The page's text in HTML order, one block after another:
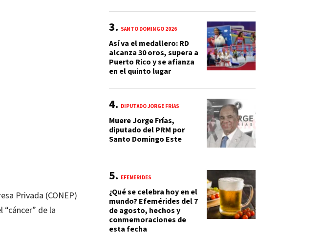
Privada (CONEP)
“cáncer” de la
SANTO DOMINGO 2026
Así va el medallero: RD
alcanza 30 oros, supera a
Puerto Rico y se afianza
en el quinto lugar
DIPUTADO JORGE FRÍAS
Muere Jorge Frías,
diputado del PRM por
Santo Domingo Este
EFEMÉRIDES
¿Qué se celebra hoy en el
mundo? Efemérides del 7
de agosto, hechos y
conmemoraciones de
esta fecha